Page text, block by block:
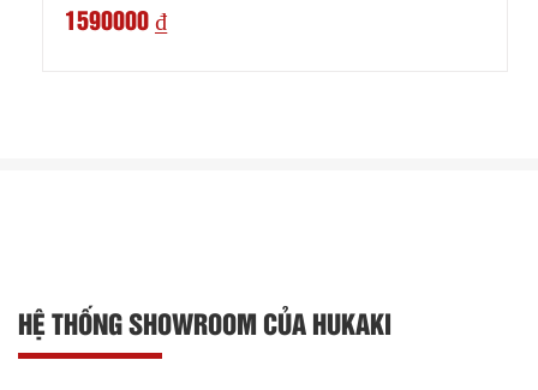
1590000 ₫
HỆ THỐNG SHOWROOM CỦA HUKAKI